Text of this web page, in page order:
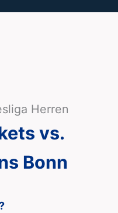
Herren
vs.
Bonn